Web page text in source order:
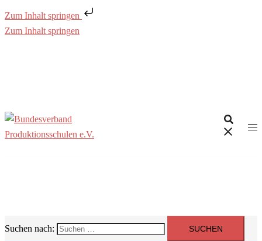
Zum Inhalt springen
Zum Inhalt springen
Suchen nach: